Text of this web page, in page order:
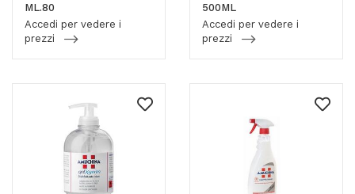
ML.80
Accedi per vedere i
prezzi
500ML
Accedi per vedere i
prezzi